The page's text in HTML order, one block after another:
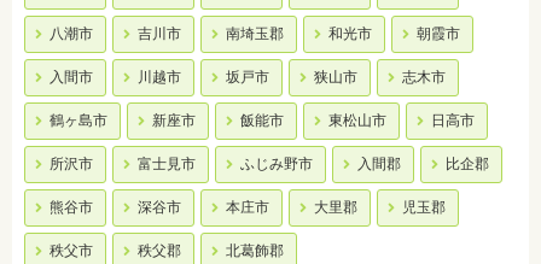
八潮市 吉川市 南埼玉郡 和光市 朝霞市
入間市 川越市 坂戸市 狭山市 志木市
鶴ヶ島市 新座市 飯能市 東松山市 日高市
所沢市 富士見市 ふじみ野市 入間郡 比企郡
熊谷市 深谷市 本庄市 大里郡 児玉郡
秩父市 秩父郡 北葛飾郡